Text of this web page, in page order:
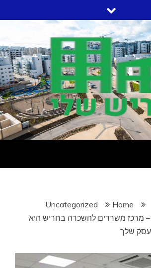
שלי
בחריש
Home
Uncategorized
מרכז משרדים להשכרה בחריש היא
שלך